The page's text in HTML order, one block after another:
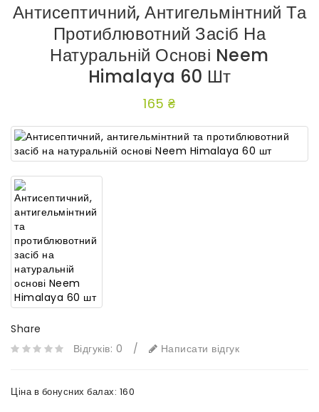
Антисептичний, Антигельмінтний Та
Протиблювотний Засіб На
Натуральній Основі Neem
Himalaya 60 Шт
165 ₴
Share
Відгуків: 0
/ Написати відгук
Ціна в бонусних балах: 160